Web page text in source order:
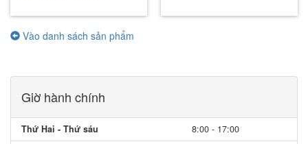
Vào danh sách sản phẩm
Giờ hành chính
Thứ Hai - Thứ sáu
8:00 - 17:00